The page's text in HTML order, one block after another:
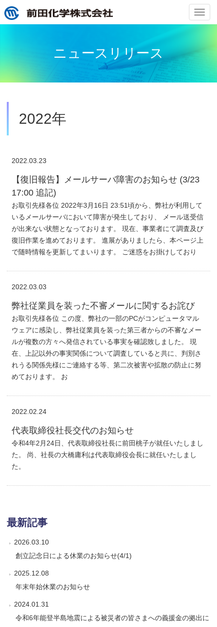
ナ
ビ
シ
の
ニュースリリース
2022年
2022.03.23
【復旧報告】メールサーバ障害のお知らせ (3/23
17:00 追記)
お取引先様各位 2022年3月16日 23:51頃から、弊社が利用して
いるメールサーバにおいて障害が発生しており、 メール送受信
が出来ない状態となっております。 現在、事業者にて調査及び
復旧作業を進めております。 進展がありましたら、本ページ上
で随時情報を更新してまいります。 ご迷惑をお掛けしており
2022.03.03
弊社従業員を装った不審メールに関するお詫び
お取引先様各位 この度、弊社の一部のPCがコンピュータマル
ウェアに感染し、弊社従業員を装った第三者からの不審なメー
ルが複数の方々へ発信されている事実を確認致しました。 現
在、上記以外の事実関係について調査していると共に、判別さ
れうる関係先様にご連絡する等、第二次被害や拡散の防止に努
めております。 お
2022.02.24
代表取締役社長交代のお知らせ
令和4年2月24日、代表取締役社長に前田桃子が就任いたしまし
た。 尚、社長の大橋庸利は代表取締役会長に就任いたしまし
た。
最新記事
2026.03.10
創立記念日による休業のお知らせ(4/1)
2025.12.08
年末年始休業のお知らせ
2024.01.31
令和6年能登半島地震による被災者の皆さまへの義援金の拠出に